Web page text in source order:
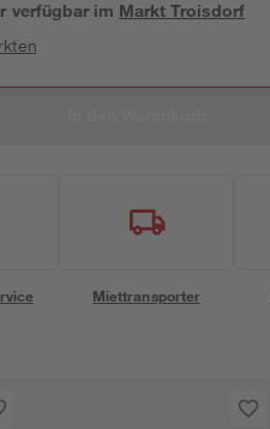
verfügbar im Markt Troisdorf
Miettransporter